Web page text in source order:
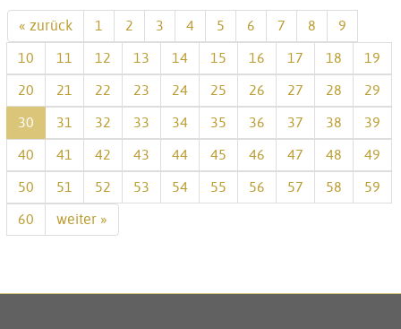
« zurück 1 2 3 4 5 6 7 8
9
10
11 12 13 14 15 16 17 18
19
20
21 22 23 24 25 26 27 28
29
30
31 32 33 34 35 36 37 38
39
40
41 42 43 44 45 46 47 48
49
50
51 52 53 54 55 56 57 58
59
60
weiter »